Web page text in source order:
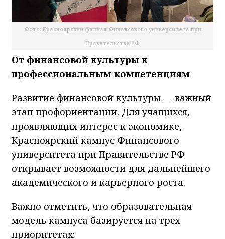
Фото: Красноярский филиал Финансового университета при
Правительстве РФ
От финансовой культуры к
профессиональным компетенциям
Развитие финансовой культуры — важный
этап профориентации. Для учащихся,
проявляющих интерес к экономике,
Красноярский кампус Финансового
университета при Правительстве РФ
открывает возможности для дальнейшего
академического и карьерного роста.
Важно отметить, что образовательная
модель кампуса базируется на трех
приоритетах: